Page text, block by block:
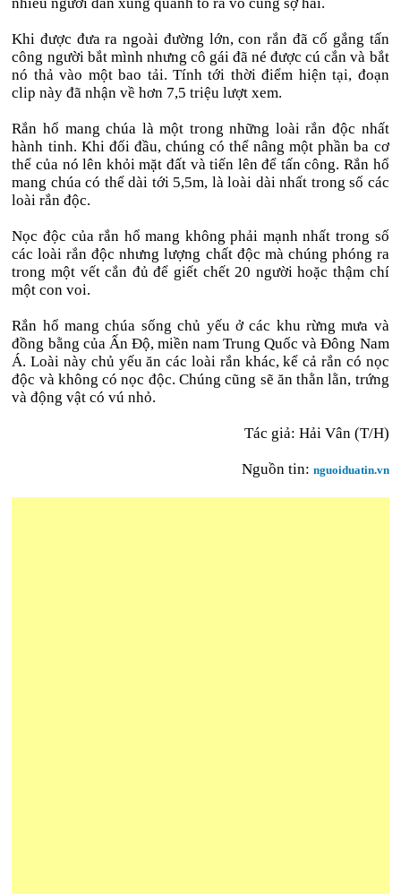
Khi được đưa ra ngoài đường lớn, con rắn đã cố gắng tấn
công người bắt mình nhưng cô gái đã né được cú cắn và bắt
nó thả vào một bao tải. Tính tới thời điểm hiện tại, đoạn
clip này đã nhận về hơn 7,5 triệu lượt xem.
Rắn hổ mang chúa là một trong những loài rắn độc nhất
hành tinh. Khi đối đầu, chúng có thể nâng một phần ba cơ
thể của nó lên khỏi mặt đất và tiến lên để tấn công. Rắn hổ
mang chúa có thể dài tới 5,5m, là loài dài nhất trong số các
loài rắn độc.
Nọc độc của rắn hổ mang không phải mạnh nhất trong số
các loài rắn độc nhưng lượng chất độc mà chúng phóng ra
trong một vết cắn đủ để giết chết 20 người hoặc thậm chí
một con voi.
Rắn hổ mang chúa sống chủ yếu ở các khu rừng mưa và
đồng bằng của Ấn Độ, miền nam Trung Quốc và Đông Nam
Á. Loài này chủ yếu ăn các loài rắn khác, kể cả rắn có nọc
độc và không có nọc độc. Chúng cũng sẽ ăn thằn lằn, trứng
và động vật có vú nhỏ.
Tác giả: Hải Vân (T/H)
Nguồn tin: nguoiduatin.vn